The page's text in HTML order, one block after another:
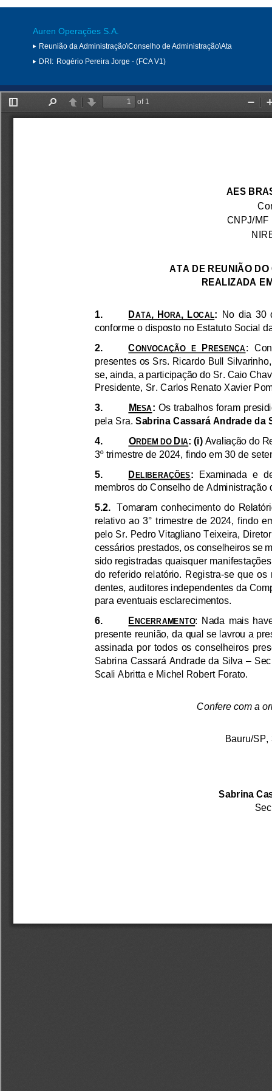
Auren Operações S.A.
Reunião da Administração\Conselho de Administração\Ata
DRI: Rogério Pereira Jorge - (FCA V1)